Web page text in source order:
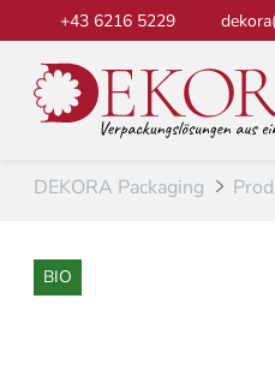
Zum Inhalt+43 6216 5229
DEKORA Packaging
BIO